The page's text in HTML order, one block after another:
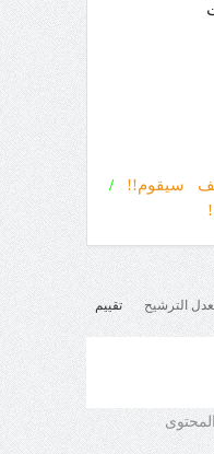
سيقوم!! /
تقييم